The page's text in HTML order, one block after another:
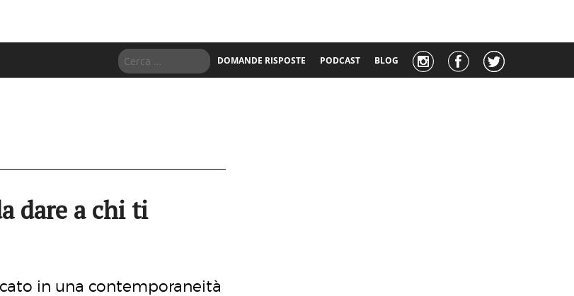
DOMANDE RISPOSTE PODCAST BLOG
dare a chi ti
in una contemporaneità